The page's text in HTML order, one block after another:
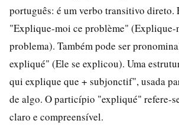
português: é um verbo transitivo direto.
"Explique-moi ce problème" (Explique-
problema). Também pode ser
expliqué" (Ele se explicou). Uma
qui explique que + subjonctif", usada
de algo. O particípio "expliqué" refere-
claro e compreensível.